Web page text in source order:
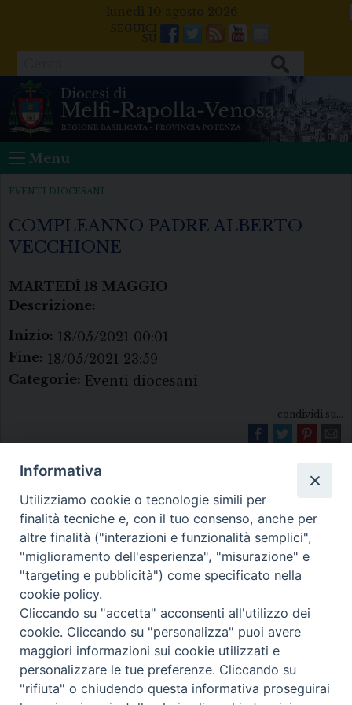
lunedì 10 agosto 2026
Facebook
Twitter
FeedsYoutube
Mail
Menu
EVENTI DIOCESANI
COMPLEANNO PADRE ALBERTO
VECCHIONE
MARTEDÌ 18 MAGGIO
Descrizione: –
Inizio: 18/05/2021 00:01
Fine: 18/05/2021 23:59
Categorie: Eventi diocesani
condividi su...
Diocesi di Melfi Rapolla Venosa
• Largo Duomo, 12 - 85025 MELFI (PZ) •
Tel. 0972238604
PEC ufficiale della Diocesi:
diocesi.melfi_rapolla_venosa@legalmail.it
Informativa
Utilizziamo cookie o tecnologie simili per
finalità tecniche e, con il tuo consenso, anche per
altre finalità ("interazioni e funzionalità semplici",
"miglioramento dell'esperienza", "misurazione" e
"targeting e pubblicità") come specificato nella
cookie policy.
Cliccando su "accetta" acconsenti all'utilizzo dei
cookie. Cliccando su "personalizza" puoi avere
maggiori informazioni sui cookie utilizzati e
personalizzare le tue preferenze. Cliccando su
"rifiuta" o chiudendo questa informativa proseguirai